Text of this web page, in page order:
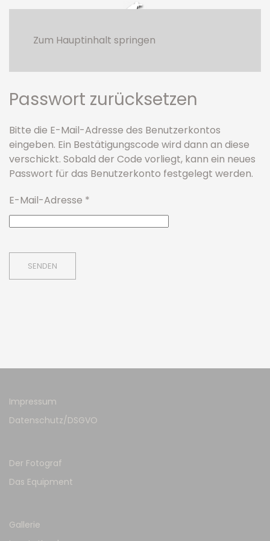
Zum Hauptinhalt springen
Passwort zurücksetzen
Bitte die E-Mail-Adresse des Benutzerkontos
eingeben. Ein Bestätigungscode wird dann an diese
verschickt. Sobald der Code vorliegt, kann ein neues
Passwort für das Benutzerkonto festgelegt werden.
E-Mail-Adresse *
SENDEN
Impressum
Datenschutz/DSGVO
Der Fotograf
Das Equipment
Gallerie